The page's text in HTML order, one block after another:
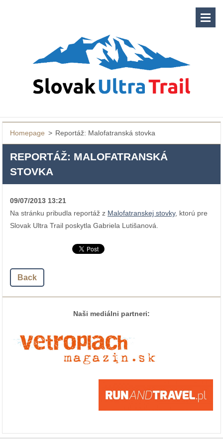
Homepage > Reportáž: Malofatranská stovka
REPORTÁŽ: MALOFATRANSKÁ
STOVKA
09/07/2013 13:21
Na stránku pribudla reportáž z Malofatranskej stovky, ktorú pre
Slovak Ultra Trail poskytla Gabriela Lutišanová.
Back
Naši mediálni partneri: